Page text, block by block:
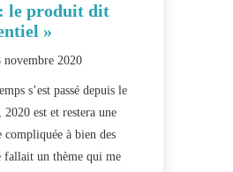
le produit dit
»
novembre 2020
s’est passé depuis le
est et restera une
compliquée à bien des
fallait un thème qui me